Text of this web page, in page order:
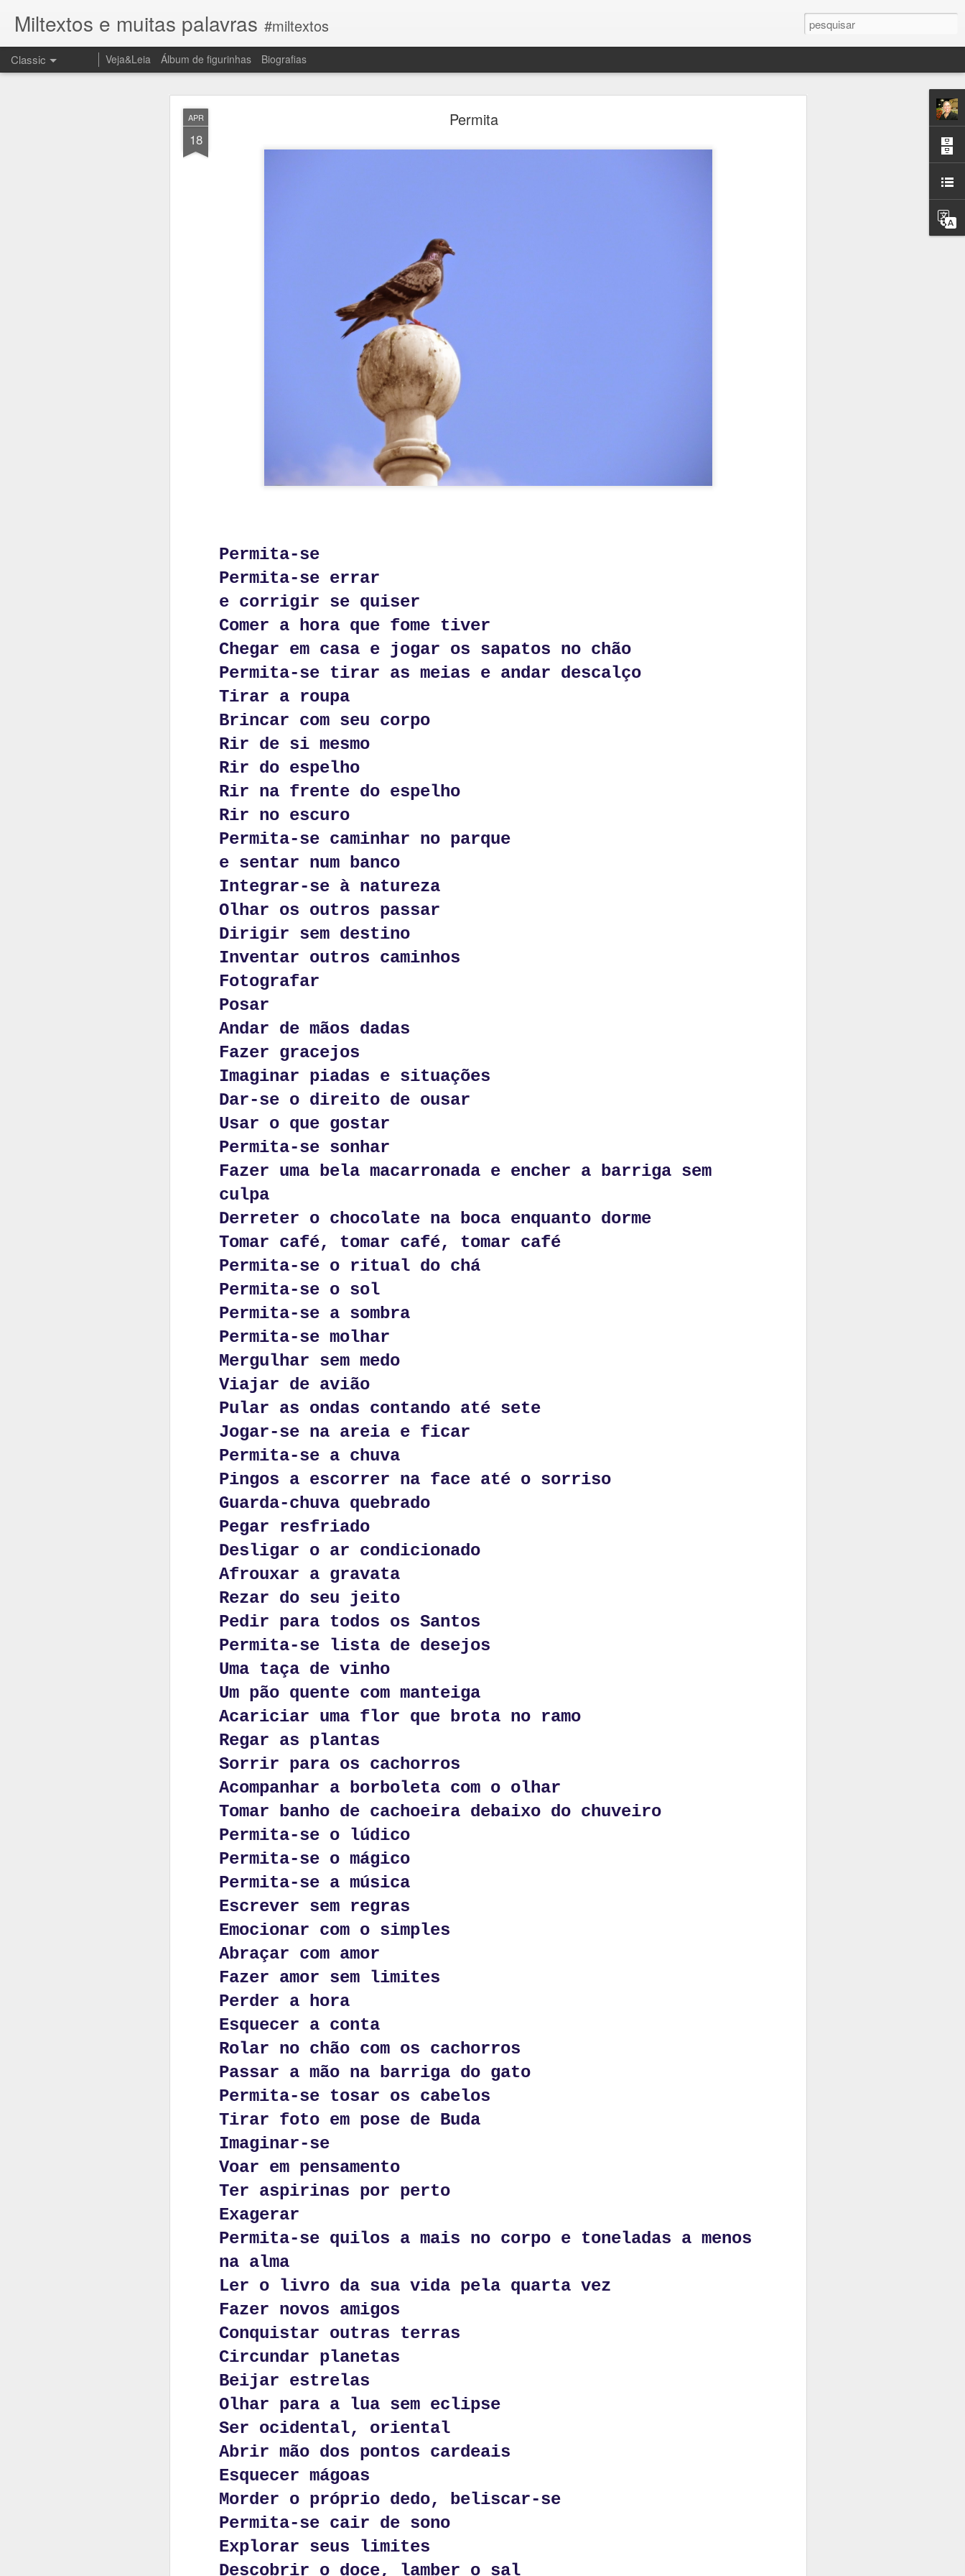
APR
18
Permita
Permita-se
Permita-se errar
e corrigir se quiser
Comer a hora que fome tiver
Chegar em casa e jogar os sapatos no chão
Permita-se tirar as meias e andar descalço
Tirar a roupa
Brincar com seu corpo
Rir de si mesmo
Rir do espelho
Rir na frente do espelho
Rir no escuro
Permita-se caminhar no parque
e sentar num banco
Integrar-se à natureza
Olhar os outros passar
Dirigir sem destino
Inventar outros caminhos
Fotografar
Posar
Andar de mãos dadas
Fazer gracejos
Imaginar piadas e situações
Dar-se o direito de ousar
Usar o que gostar
Permita-se sonhar
Fazer uma bela macarronada e encher a barriga sem
culpa
Derreter o chocolate na boca enquanto dorme
Tomar café, tomar café, tomar café
Permita-se o ritual do chá
Permita-se o sol
Permita-se a sombra
Permita-se molhar
Mergulhar sem medo
Viajar de avião
Pular as ondas contando até sete
Jogar-se na areia e ficar
Permita-se a chuva
Pingos a escorrer na face até o sorriso
Guarda-chuva quebrado
Pegar resfriado
Desligar o ar condicionado
Afrouxar a gravata
Rezar do seu jeito
Pedir para todos os Santos
Permita-se lista de desejos
Uma taça de vinho
Um pão quente com manteiga
Acariciar uma flor que brota no ramo
Regar as plantas
Sorrir para os cachorros
Acompanhar a borboleta com o olhar
Tomar banho de cachoeira debaixo do chuveiro
Permita-se o lúdico
Permita-se o mágico
Permita-se a música
Escrever sem regras
Emocionar com o simples
Abraçar com amor
Fazer amor sem limites
Perder a hora
Esquecer a conta
Rolar no chão com os cachorros
Passar a mão na barriga do gato
Permita-se tosar os cabelos
Tirar foto em pose de Buda
Imaginar-se
Voar em pensamento
Ter aspirinas por perto
Exagerar
Permita-se quilos a mais no corpo e toneladas a menos
na alma
Ler o livro da sua vida pela quarta vez
Fazer novos amigos
Conquistar outras terras
Circundar planetas
Beijar estrelas
Olhar para a lua sem eclipse
Ser ocidental, oriental
Abrir mão dos pontos cardeais
Esquecer mágoas
Morder o próprio dedo, beliscar-se
Permita-se cair de sono
Explorar seus limites
Descobrir o doce, lamber o sal
Miltextos e muitas palavras #miltextos
Classic Veja&Leia Álbum de figurinhas Biografias
Encontros
É mistério.
É arte ou arma.
Tem a mais pura emoção; é letal.
É o domínio dos porquês.
É a morada do saber e não-saber.
Personagens em um imenso palco
e seus papéis invertidos.
Sobre o que faço e o que não faço.
Sobre a surpresa e o surpreender.
Em uma única frase, num parágrafo talvez.
Em uma fotografia, numa imagem.
O olhar diferente.
Ângulos, sombras, luz e formas que ninguém vê.
A vida.
Três colheres de açúcar: escolhas.
Pode ser um mel ou canela.
O  pensamento acelerado.
O plot twist.
O ponto de virada.
Entrelinhas.
O espaço de muitas respostas.
O embriagar.
Tomo esse vinho como quem responde ao desafio dos deuses.
Brinda comigo.
Baila comigo.
Brinca comigo.
Queima comigo.
Com a sua língua e os seus porquês.
Inteligência e maturidade.
Substantivos.
Imodestos e r eais.
Adjetivos.
Fosse jogo, seria xadrez.
Fosse esporte, esgrima.
Fosse arte, cinema.
A nudez e o desnudar.
Não há jogo.
Não há vencido.
Não há vencedor.
É o desafio chamado encontro.
Postado há
Localização:João Pessoa, PB, Brasil
Marcadores:desencontros encontros miltextos poesia poesia brasileira
0 Adicionar um comentário
às vezes procuramos palavras
noutras palavras nos procuram
ainda há o vácuo,
o perdido,
o não-se-sabe-bem
igual fazem as estrelas
não vemos
não se mostram
de palavras e de estrelas
fazem-se encontros
e desencontros